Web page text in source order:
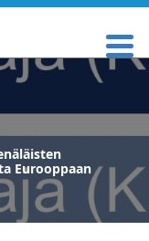
Eurooppaan